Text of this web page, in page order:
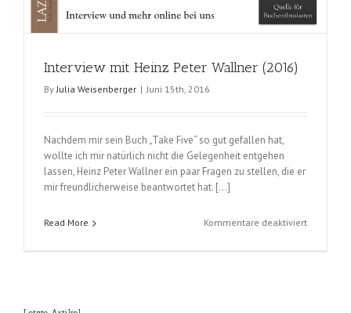
Interview mit Heinz Peter Wallner (2016)
By Julia Weisenberger | Juni 15th, 2016
Nachdem mir sein Buch „Take Five“ so gut gefallen hat,
wollte ich mir natürlich nicht die Gelegenheit entgehen
lassen, Heinz Peter Wallner ein paar Fragen zu stellen, die er
mir freundlicherweise beantwortet hat. […]
Read More Kommentare deaktiviertfür